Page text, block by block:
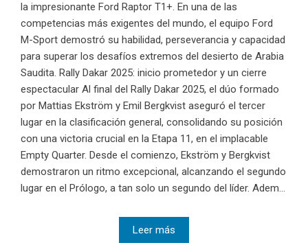
la impresionante Ford Raptor T1+. En una de las
competencias más exigentes del mundo, el equipo Ford
M-Sport demostró su habilidad, perseverancia y capacidad
para superar los desafíos extremos del desierto de Arabia
Saudita. Rally Dakar 2025: inicio prometedor y un cierre
espectacular Al final del Rally Dakar 2025, el dúo formado
por Mattias Ekström y Emil Bergkvist aseguró el tercer
lugar en la clasificación general, consolidando su posición
con una victoria crucial en la Etapa 11, en el implacable
Empty Quarter. Desde el comienzo, Ekström y Bergkvist
demostraron un ritmo excepcional, alcanzando el segundo
lugar en el Prólogo, a tan solo un segundo del líder. Adem...
Leer más